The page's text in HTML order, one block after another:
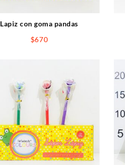
Lapiz con goma pandas
$670